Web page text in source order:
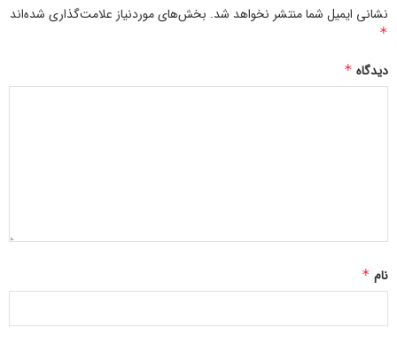
نشانی ایمیل شما منتشر نخواهد شد. بخش‌های موردنیاز علامت‌گذاری شده‌اند
*
دیدگاه*
نام*